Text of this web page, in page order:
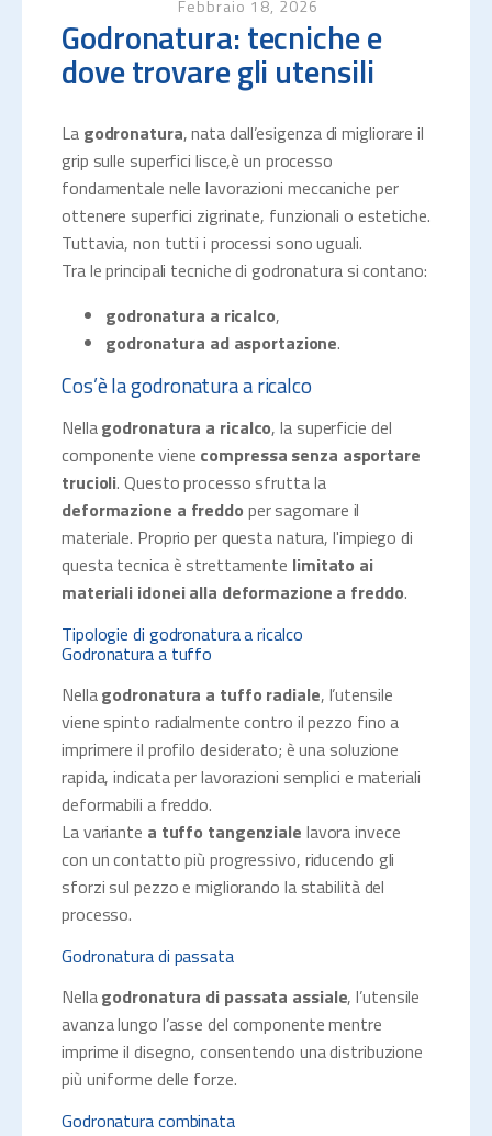
Febbraio 18, 2026
Godronatura: tecniche e
dove trovare gli utensili
La godronatura, nata dall’esigenza di migliorare il
grip sulle superfici lisce,è un processo
fondamentale nelle lavorazioni meccaniche per
ottenere superfici zigrinate, funzionali o estetiche.
Tuttavia, non tutti i processi sono uguali.
Tra le principali tecniche di godronatura si contano:
godronatura a ricalco,
godronatura ad asportazione.
Cos’è la godronatura a ricalco
Nellagodronatura a ricalco, la superficie del
componente viene compressa senza asportare
trucioli. Questo processo sfrutta la
deformazione a freddo per sagomare il
materiale. Proprio per questa natura, l'impiego di
questa tecnica è strettamente limitato ai
materiali idonei alla deformazione a freddo.
Tipologie di godronatura a ricalco
Godronatura a tuffo
Nellagodronatura a tuffo radiale, l’utensile
viene spinto radialmente contro il pezzo fino a
imprimere il profilo desiderato; è una soluzione
rapida, indicata per lavorazioni semplici e materiali
deformabili a freddo.
La variante a tuffo tangenziale lavora invece
con un contatto più progressivo, riducendo gli
sforzi sul pezzo e migliorando la stabilità del
processo.
Godronatura di passata
Nellagodronatura di passata assiale, l’utensile
avanza lungo l’asse del componente mentre
imprime il disegno, consentendo una distribuzione
più uniforme delle forze.
Godronatura combinata